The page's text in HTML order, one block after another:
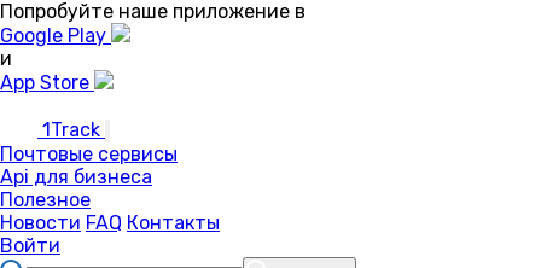
Попробуйте наше приложение в
Google Play
и
App Store
1Track
Почтовые сервисы
Api для бизнеса
Полезное
Новости FAQ Контакты
Войти